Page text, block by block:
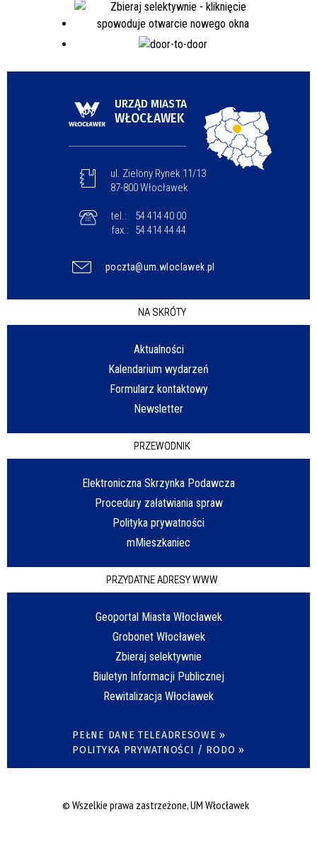
URZĄD MIASTA
WŁOCŁAWEK
ul. Zielony Rynek 11/13
87-800 Włocławek
tel.:
54 414 40 00
fax.:
54 414 44 44
poczta@um.wloclawek.pl
NA SKRÓTY
Aktualności
Kalendarium wydarzeń
Formularz kontaktowy
Newsletter
PRZEWODNIK
Elektroniczna Skrzynka Podawcza
Procedury załatwiania spraw
Polityka prywatności
mMieszkaniec
PRZYDATNE ADRESY WWW
Geoportal Miasta Włocławek
Grobonet Włocławek
Zbieraj selektywnie
Biuletyn Informacji Publicznej
Rewitalizacja Włocławek
PEŁNE DANE TELEADRESOWE »
POLITYKA PRYWATNOŚCI / RODO »
© Wszelkie prawa zastrzeżone, UM Włocławek